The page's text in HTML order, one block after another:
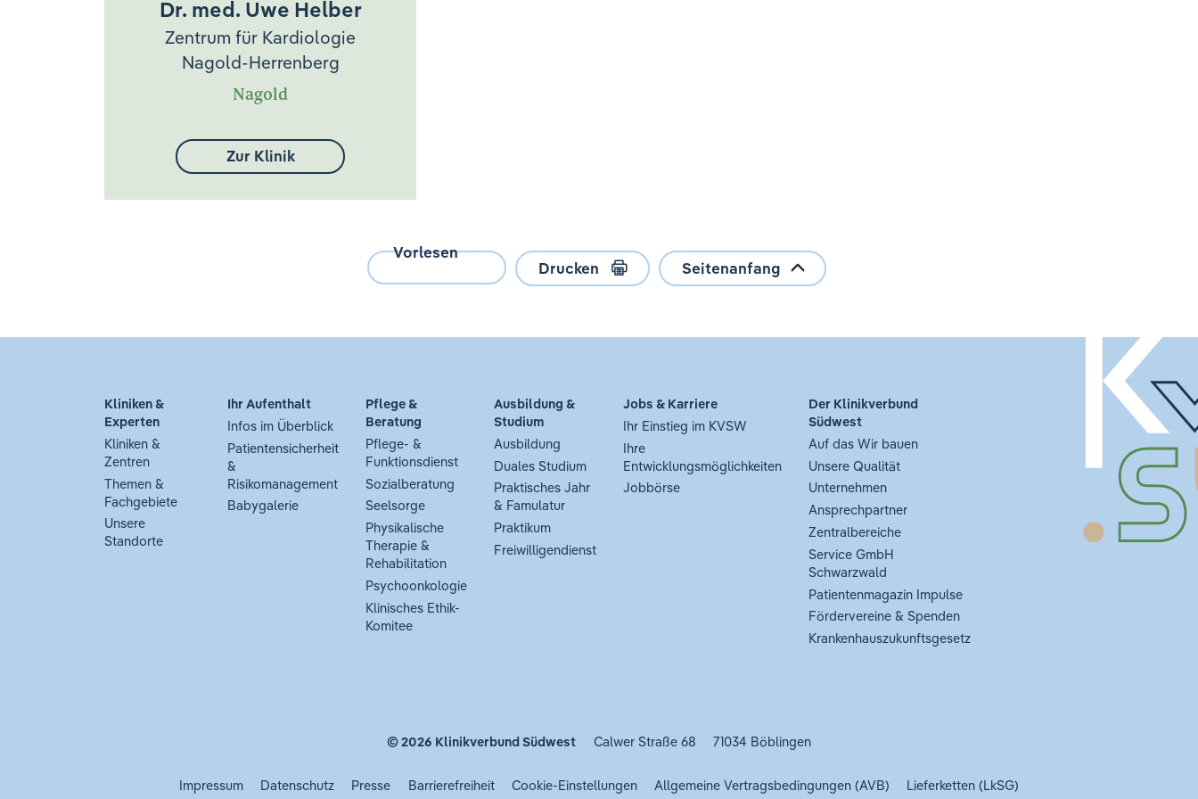
Dr. med. Uwe Helber
Zentrum für Kardiologie
Nagold-Herrenberg
Nagold
Zur Klinik
Vorlesen
Drucken
Seitenanfang
Kliniken &
Experten
Kliniken &
Zentren
Themen &
Fachgebiete
Unsere
Standorte
Ihr Aufenthalt
Infos im Überblick
Patientensicherheit
&
Risikomanagement
Babygalerie
Pflege &
Beratung
Pflege- &
Funktionsdienst
Sozialberatung
Seelsorge
Physikalische
Therapie &
Rehabilitation
Psychoonkologie
Klinisches Ethik-
Komitee
Ausbildung &
Studium
Ausbildung
Duales Studium
Praktisches Jahr
& Famulatur
Praktikum
Freiwilligendienst
Jobs & Karriere
Ihr Einstieg im KVSW
Ihre
Entwicklungsmöglichkeiten
Jobbörse
Der Klinikverbund
Südwest
Auf das Wir bauen
Unsere Qualität
Unternehmen
Ansprechpartner
Zentralbereiche
Service GmbH
Schwarzwald
Patientenmagazin Impulse
Fördervereine & Spenden
Krankenhauszukunftsgesetz
© 2026 Klinikverbund Südwest Calwer Straße 68 71034 Böblingen
Impressum Datenschutz Presse Barrierefreiheit Cookie-Einstellungen Allgemeine Vertragsbedingungen (AVB) Lieferketten (LkSG)